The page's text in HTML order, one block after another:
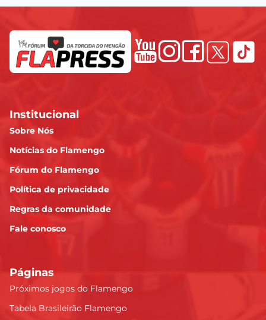
Institucional
Sobre Nós
Notícias do Flamengo
Fórum do Flamengo
Política de privacidade
Regras da comunidade
Fale conosco
Páginas
Próximos jogos do Flamengo
Tabela Brasileirão Flamengo